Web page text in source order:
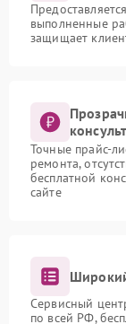
выполненные
защищает
Точные прайс-
ремонта,
бесплатной
сайте
Сервисный
по всей РФ,